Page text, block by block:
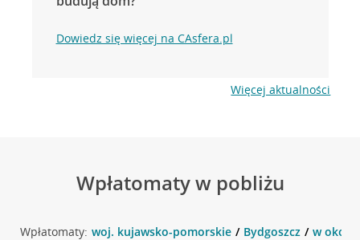
Dowiedz się więcej na CAsfera.pl
Więcej aktualności
Wpłatomaty w pobliżu
Wpłatomaty: woj. kujawsko-pomorskie Bydgoszcz w